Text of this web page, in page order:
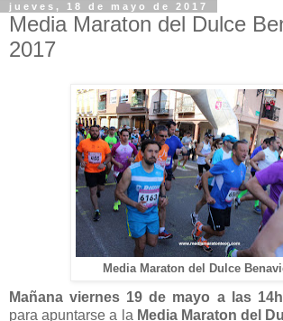
jueves, 18 de mayo de 2017
Media Maraton del Dulce
2017
Media Maraton del Dulce
Mañana viernes 19 de mayo a las 14h
para apuntarse a la Media Maraton del